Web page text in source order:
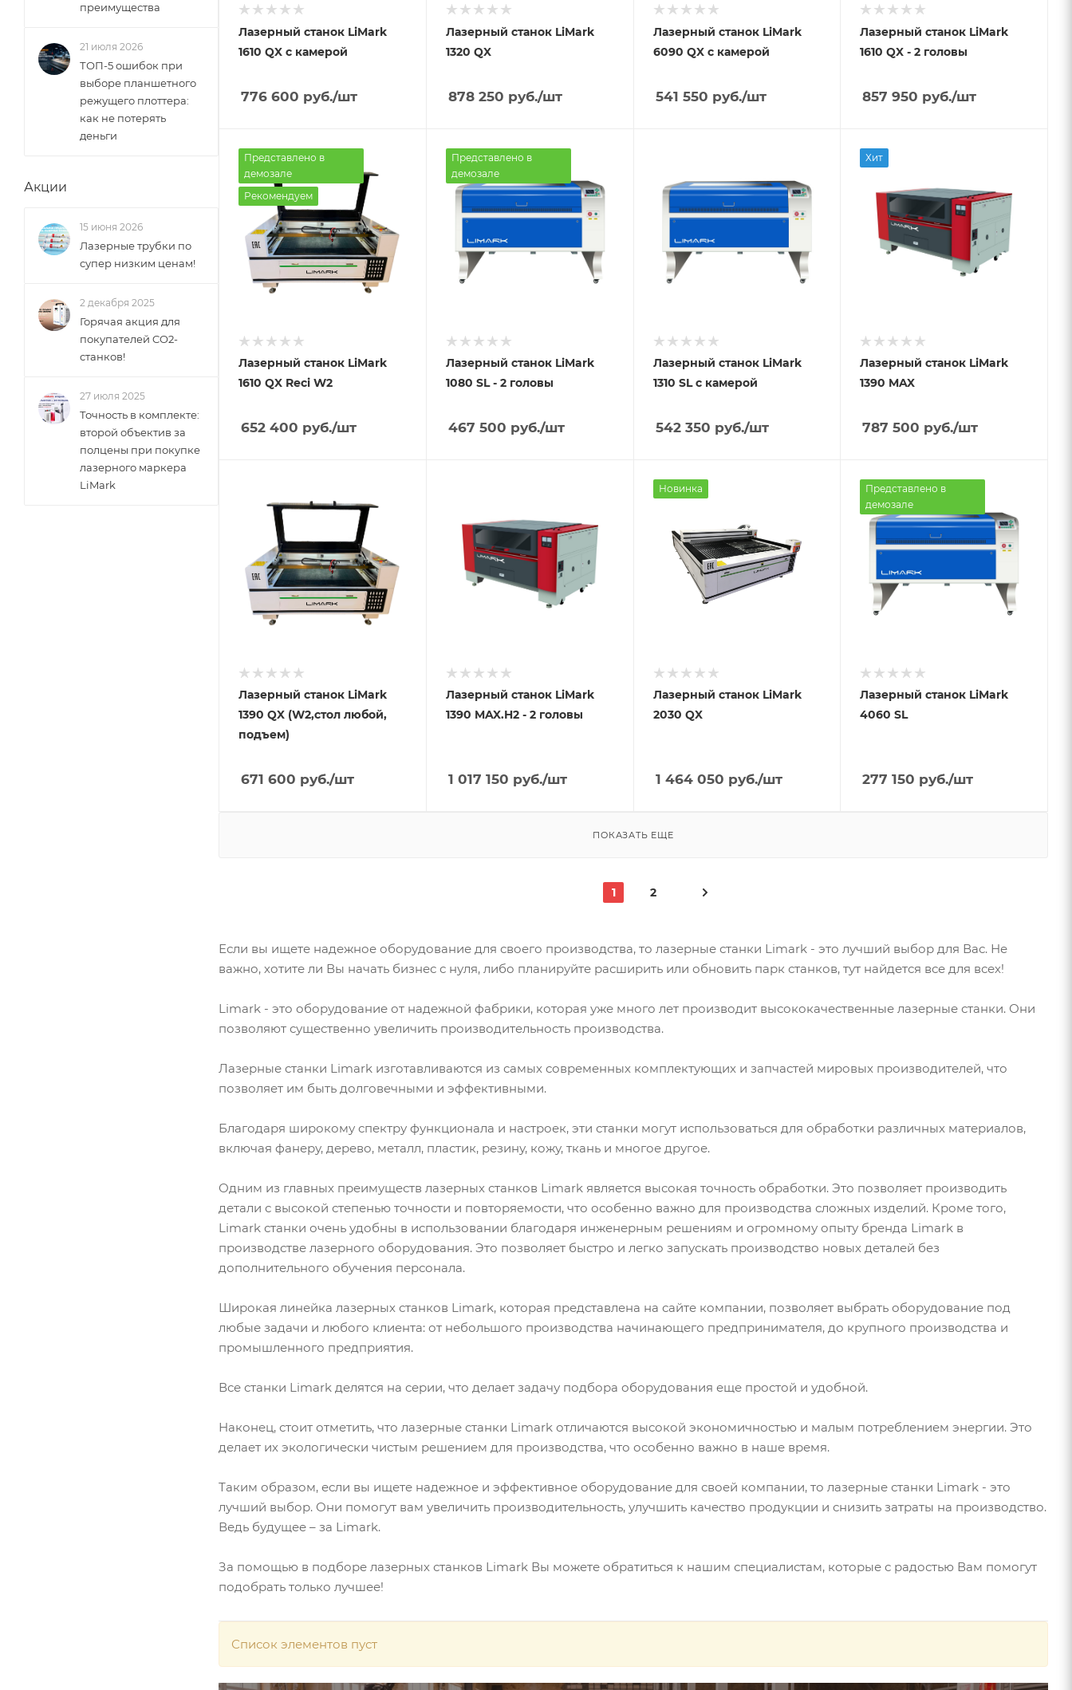
Лазерный станок LiMark
1610 QX с камерой
776 600 руб./шт
Лазерный станок LiMark
1320 QX
878 250 руб./шт
Лазерный станок LiMark
6090 QX с камерой
541 550 руб./шт
Лазерный станок LiMark
1610 QX - 2 головы
857 950 руб./шт
Представлено в
демозале
Рекомендуем
Лазерный станок LiMark
1610 QX Reci W2
652 400 руб./шт
Представлено в
демозале
Лазерный станок LiMark
1080 SL - 2 головы
467 500 руб./шт
Лазерный станок LiMark
1310 SL с камерой
542 350 руб./шт
Хит
Лазерный станок LiMark
1390 MAX
787 500 руб./шт
Лазерный станок LiMark
1390 QX (W2,стол любой,
подъем)
671 600 руб./шт
Лазерный станок LiMark
1390 MAX.H2 - 2 головы
1 017 150 руб./шт
Новинка
Лазерный станок LiMark
2030 QX
1 464 050 руб./шт
Представлено в
демозале
Лазерный станок LiMark
4060 SL
277 150 руб./шт
ПОКАЗАТЬ ЕЩЕ
1 2
Если вы ищете надежное оборудование для своего производства, то лазерные станки Limark - это лучший выбор для Вас. Не
важно, хотите ли Вы начать бизнес с нуля, либо планируйте расширить или обновить парк станков, тут найдется все для всех!
Limark - это оборудование от надежной фабрики, которая уже много лет производит высококачественные лазерные станки. Они
позволяют существенно увеличить производительность производства.
Лазерные станки Limark изготавливаются из самых современных комплектующих и запчастей мировых производителей, что
позволяет им быть долговечными и эффективными.
Благодаря широкому спектру функционала и настроек, эти станки могут использоваться для обработки различных материалов,
включая фанеру, дерево, металл, пластик, резину, кожу, ткань и многое другое.
Одним из главных преимуществ лазерных станков Limark является высокая точность обработки. Это позволяет производить
детали с высокой степенью точности и повторяемости, что особенно важно для производства сложных изделий. Кроме того,
Limark станки очень удобны в использовании благодаря инженерным решениям и огромному опыту бренда Limark в
производстве лазерного оборудования. Это позволяет быстро и легко запускать производство новых деталей без
дополнительного обучения персонала.
Широкая линейка лазерных станков Limark, которая представлена на сайте компании, позволяет выбрать оборудование под
любые задачи и любого клиента: от небольшого производства начинающего предпринимателя, до крупного производства и
промышленного предприятия.
Все станки Limark делятся на серии, что делает задачу подбора оборудования еще простой и удобной.
Наконец, стоит отметить, что лазерные станки Limark отличаются высокой экономичностью и малым потреблением энергии. Это
делает их экологически чистым решением для производства, что особенно важно в наше время.
Таким образом, если вы ищете надежное и эффективное оборудование для своей компании, то лазерные станки Limark - это
лучший выбор. Они помогут вам увеличить производительность, улучшить качество продукции и снизить затраты на производство.
Ведь будущее – за Limark.
За помощью в подборе лазерных станков Limark Вы можете обратиться к нашим специалистам, которые с радостью Вам помогут
подобрать только лучшее!
Список элементов пуст
преимущества
21 июля 2026
ТОП-5 ошибок при
выборе планшетного
режущего плоттера:
как не потерять
деньги
Акции
15 июня 2026
Лазерные трубки по
супер низким ценам!
2 декабря 2025
Горячая акция для
покупателей CO2-
станков!
27 июля 2025
Точность в комплекте:
второй объектив за
полцены при покупке
лазерного маркера
LiMark